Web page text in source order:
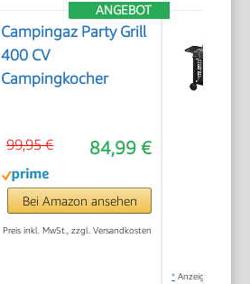
ANGEBOT
Campingaz Party Grill
400 CV
Campingkocher
84,99 €
99,95 €
Bei Amazon ansehen
Preis inkl. MwSt., zzgl. Versandkosten
* Anzeige